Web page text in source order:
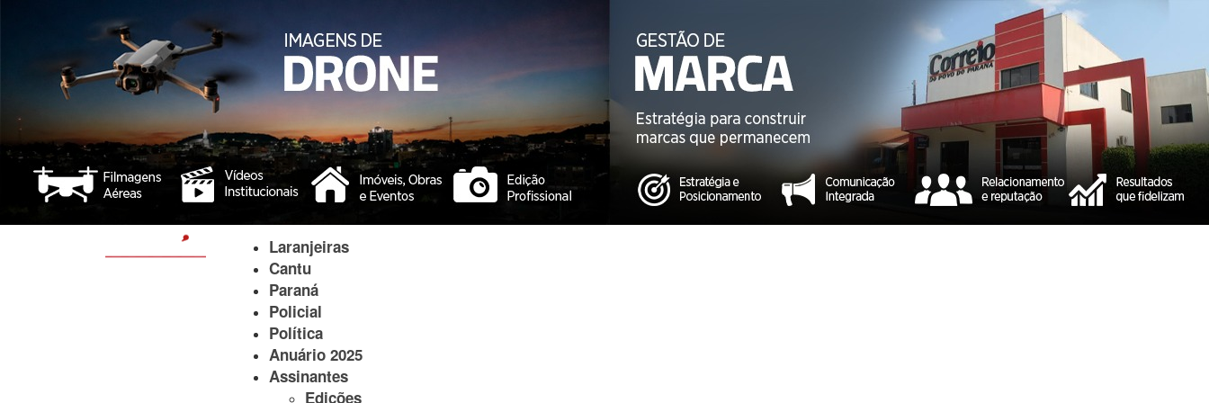
Laranjeiras
Cantu
Paraná
Policial
Política
Anuário 2025
Assinantes
Edições